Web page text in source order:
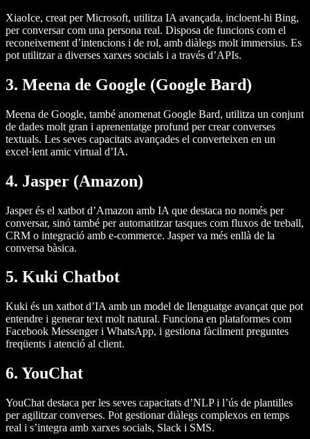
XiaoIce, creat per Microsoft, utilitza IA avançada, incloent-hi Bing,
per conversar com una persona real. Disposa de funcions com el
reconeixement d’intencions i de rol, amb diàlegs molt immersius. Es
pot utilitzar a diverses xarxes socials i a través d’APIs.
3. Meena de Google (Google Bard)
Meena de Google, també anomenat Google Bard, utilitza un conjunt
de dades molt gran i aprenentatge profund per crear converses
textuals. Les seves capacitats avançades el converteixen en un
excel·lent amic virtual d’IA.
4. Jasper (Amazon)
Jasper és el xatbot d’Amazon amb IA que destaca no només per
conversar, sinó també per automatitzar tasques com fluxos de treball,
CRM o integració amb e-commerce. Jasper va més enllà de la
conversa bàsica.
5. Kuki Chatbot
Kuki és un xatbot d’IA amb un model de llenguatge avançat que pot
entendre i generar text molt natural. Funciona en plataformes com
Facebook Messenger i WhatsApp, i gestiona fàcilment preguntes
freqüents i atenció al client.
6. YouChat
YouChat destaca per les seves capacitats d’NLP i l’ús de plantilles
per agilitzar converses. Pot gestionar diàlegs complexos en temps
real i s’integra amb xarxes socials, Slack i SMS.